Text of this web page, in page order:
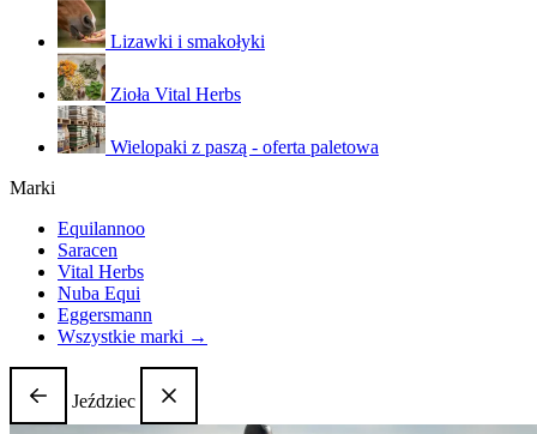
Lizawki i smakołyki
Zioła Vital Herbs
Wielopaki z paszą - oferta paletowa
Marki
Equilannoo
Saracen
Vital Herbs
Nuba Equi
Eggersmann
Wszystkie marki →
Jeździec